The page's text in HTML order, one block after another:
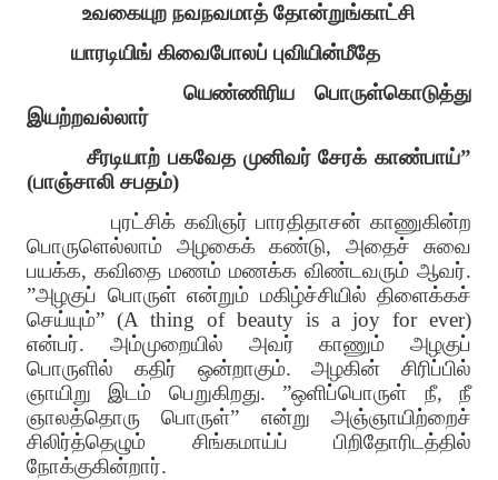
உவகையுற நவநவமாத் தோன்றுங்காட்சி
யாரடியிங் கிவைபோலப் புவியின்மீதே
யெண்ணிரிய பொருள்கொடுத்து
இயற்றவல்லார்
சீரடியாற் பகவேத முனிவர் சேரக் காண்பாய்”
(பாஞ்சாலி சபதம்)
புரட்சிக் கவிஞர் பாரதிதாசன் காணுகின்ற
பொருளெல்லாம் அழகைக் கண்டு, அதைச் சுவை
பயக்க, கவிதை மணம் மணக்க விண்டவரும் ஆவர்.
”அழகுப் பொருள் என்றும் மகிழ்ச்சியில் திளைக்கச்
செய்யும்” (A thing of beauty is a joy for ever)
என்பர். அம்முறையில் அவர் காணும் அழகுப்
பொருளில் கதிர் ஒன்றாகும். அழகின் சிரிப்பில்
ஞாயிறு இடம் பெறுகிறது. ”ஒளிப்பொருள் நீ, நீ
ஞாலத்தொரு பொருள்” என்று அஞ்ஞாயிற்றைச்
சிலிர்த்தெழும் சிங்கமாய்ப் பிறிதோரிடத்தில்
நோக்குகின்றார்.